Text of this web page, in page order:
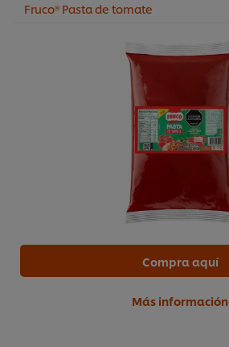
Fruco® Pasta de tomate
Compra aquí
Más información